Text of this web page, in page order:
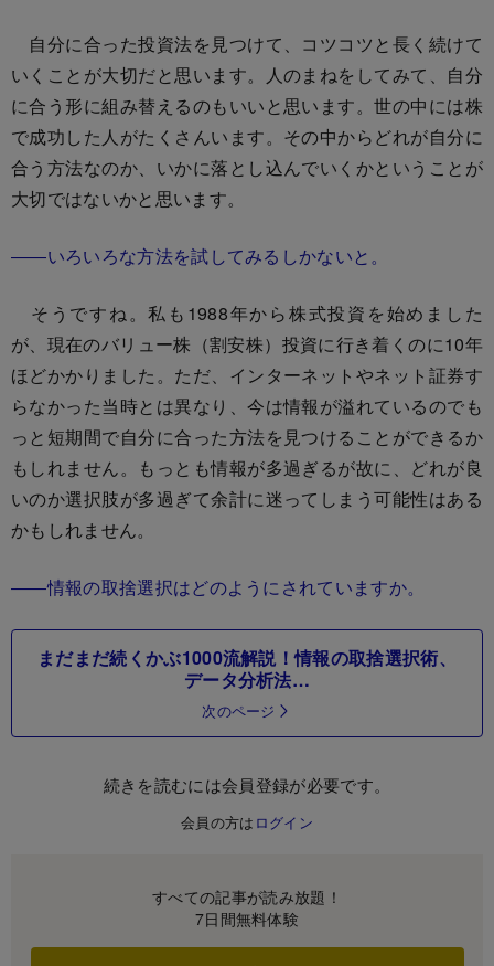
自分に合った投資法を見つけて、コツコツと長く続けて
いくことが大切だと思います。人のまねをしてみて、自分
に合う形に組み替えるのもいいと思います。世の中には株
で成功した人がたくさんいます。その中からどれが自分に
合う方法なのか、いかに落とし込んでいくかということが
大切ではないかと思います。
――いろいろな方法を試してみるしかないと。
そうですね。私も1988年から株式投資を始めました
が、現在のバリュー株（割安株）投資に行き着くのに10年
ほどかかりました。ただ、インターネットやネット証券す
らなかった当時とは異なり、今は情報が溢れているのでも
っと短期間で自分に合った方法を見つけることができるか
もしれません。もっとも情報が多過ぎるが故に、どれが良
いのか選択肢が多過ぎて余計に迷ってしまう可能性はある
かもしれません。
――情報の取捨選択はどのようにされていますか。
まだまだ続くかぶ1000流解説！情報の取捨選択術、
データ分析法…
次のページ
続きを読むには会員登録が必要です。
会員の方は ログイン
すべての記事が読み放題！
7日間無料体験